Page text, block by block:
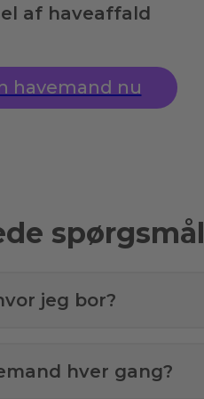
af haveaffald
havemand nu
spørgsmål
jeg bor?
hver gang?